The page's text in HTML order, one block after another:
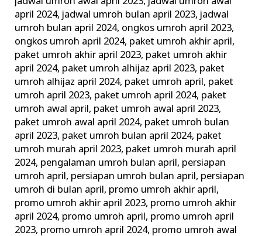
april 2024, jadwal umroh bulan april 2023, jadwal
umroh bulan april 2024, ongkos umroh april 2023,
ongkos umroh april 2024, paket umroh akhir april,
paket umroh akhir april 2023, paket umroh akhir
april 2024, paket umroh alhijaz april 2023, paket
umroh alhijaz april 2024, paket umroh april, paket
umroh april 2023, paket umroh april 2024, paket
umroh awal april, paket umroh awal april 2023,
paket umroh awal april 2024, paket umroh bulan
april 2023, paket umroh bulan april 2024, paket
umroh murah april 2023, paket umroh murah april
2024, pengalaman umroh bulan april, persiapan
umroh april, persiapan umroh bulan april, persiapan
umroh di bulan april, promo umroh akhir april,
promo umroh akhir april 2023, promo umroh akhir
april 2024, promo umroh april, promo umroh april
2023, promo umroh april 2024, promo umroh awal